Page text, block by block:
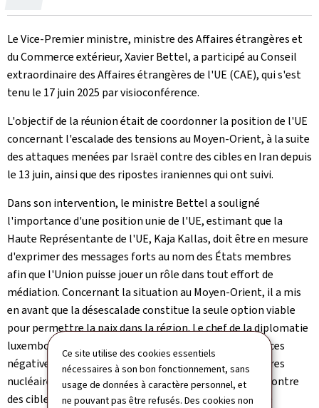
Ce site utilise des cookies essentiels
nécessaires à son bon fonctionnement, sans
usage de données à caractère personnel, et
ne pouvant pas être refusés. Des cookies non
le
Le Vice-Premier ministre, ministre des Affaires étrangères et
du Commerce extérieur, Xavier Bettel, a participé au Conseil
extraordinaire des Affaires étrangères de l'UE (CAE), qui s'est
tenu le 17 juin 2025 par visioconférence.
L'objectif de la réunion était de coordonner la position de l'UE
concernant l'escalade des tensions au Moyen-Orient, à la suite
des attaques menées par Israël contre des cibles en Iran depuis
le 13 juin, ainsi que des ripostes iraniennes qui ont suivi.
Dans son intervention, le ministre Bettel a souligné
l'importance d'une position unie de l'UE, estimant que la
Haute Représentante de l'UE, Kaja Kallas, doit être en mesure
d'exprimer des messages forts au nom des États membres
afin que l'Union puisse jouer un rôle dans tout effort de
médiation. Concernant la situation au Moyen-Orient, il a mis
en avant que la désescalade constitue la seule option viable
pour permettre la paix dans la région. Le chef de la diplomatie
luxembourgeoise a mis en garde contre les conséquences
négatives des attaques d'Israël contre les infrastructures
nucléaires et civiles, ainsi que les attaques iraniennes contre
des cibles civiles. Concernant l'infrastructure nucléaire